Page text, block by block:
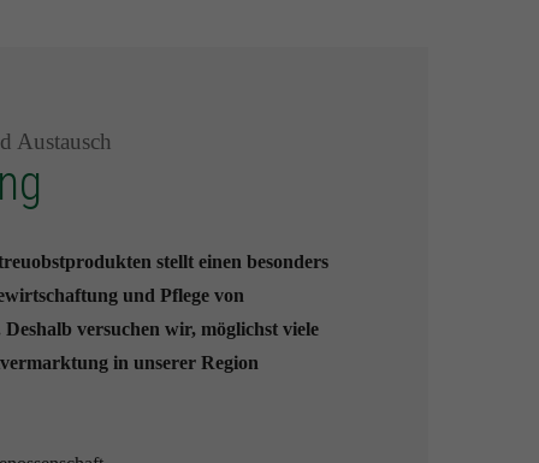
Austausch
stellt einen besonders
und Pflege von
versuchen wir, möglichst viele
in unserer Region